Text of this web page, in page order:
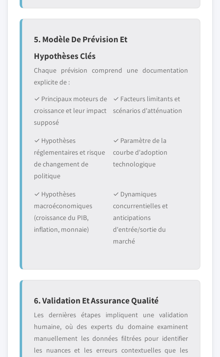
5. Modèle De Prévision Et
Hypothèses Clés
Chaque prévision comprend une documentation
explicite de :
✓ Principaux moteurs de
croissance et leur impact
supposé
✓ Facteurs limitants et
scénarios d'atténuation
✓ Hypothèses
réglementaires et risque
de changement de
politique
✓ Paramètre de la
courbe d'adoption
technologique
✓ Hypothèses
macroéconomiques
(croissance du PIB,
inflation, monnaie)
✓ Dynamiques
concurrentielles et
anticipations
d'entrée/sortie du
marché
6. Validation Et Assurance Qualité
Les dernières étapes impliquent une validation
humaine, où des experts du domaine examinent
manuellement les données filtrées pour identifier
les nuances et les erreurs contextuelles que les